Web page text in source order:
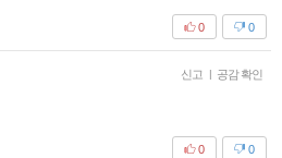
0
0
신고 공감 확인
0
0